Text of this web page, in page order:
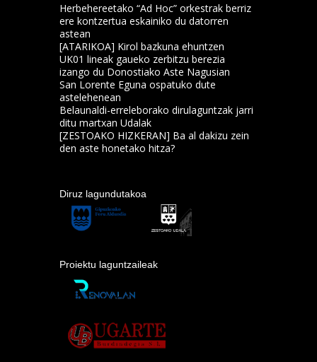
Herbehereetako “Ad Hoc” orkestrak berriz
ere kontzertua eskainiko du datorren
astean
[ATARIKOA] Kirol bazkuna ehuntzen
UK01 lineak gaueko zerbitzu berezia
izango du Donostiako Aste Nagusian
San Lorente Eguna ospatuko dute
astelehenean
Belaunaldi-erreleborako dirulaguntzak jarri
ditu martxan Udalak
[ZESTOAKO HIZKERAN] Ba al dakizu zein
den aste honetako hitza?
Diruz lagundutakoa
Proiektu laguntzaileak